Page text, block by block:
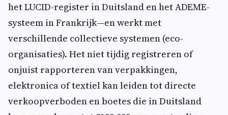
het LUCID-register in Duitsland en het ADEME-
systeem in Frankrijk—en werkt met
verschillende collectieve systemen (eco-
organisaties). Het niet tijdig registreren of
onjuist rapporteren van verpakkingen,
elektronica of textiel kan leiden tot directe
verkoopverboden en boetes die in Duitsland